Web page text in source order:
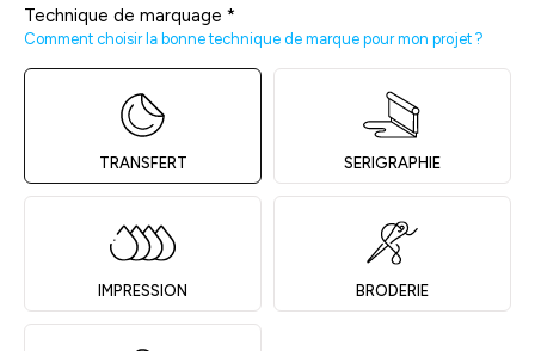
Technique de marquage *
Comment choisir la bonne technique de marque pour mon projet ?
TRANSFERT SERIGRAPHIE
IMPRESSION BRODERIE